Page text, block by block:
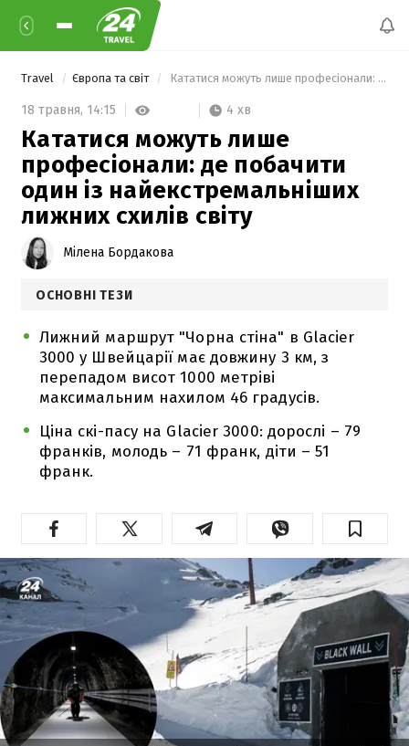
Travel Європа та світ Кататися можуть лише професіонали: де побачити один із найекстремальніших лижних схилів світу
18 травня, 14:15 4 хв
Кататися можуть лише
професіонали: де побачити
один із найекстремальніших
лижних схилів світу
Мілена Бордакова
ОСНОВНІ ТЕЗИ
Лижний маршрут "Чорна стіна" в Glacier
3000 у Швейцарії має довжину 3 км, з
перепадом висот 1000 метріві
максимальним нахилом 46 градусів.
Ціна скі-пасу на Glacier 3000: дорослі – 79
франків, молодь – 71 франк, діти – 51
франк.